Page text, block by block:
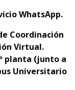
WhatsApp.
Coordinación
Virtual.
planta (junto a
Universitario